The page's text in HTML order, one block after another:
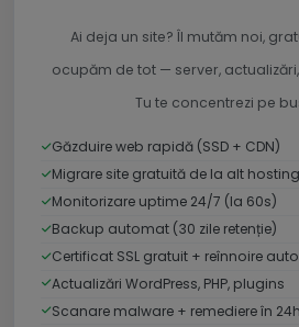
Ai deja un site? Îl mutăm noi,
ocupăm de tot — server,
Tu te concentrezi pe
Găzduire web rapidă (SSD + CDN)
Migrare site gratuită de la alt hosting
Monitorizare uptime 24/7 (la 60s)
Backup automat (30 zile retenție)
Certificat SSL gratuit + reînnoire
Actualizări WordPress, PHP, plugins
Scanare malware + remediere în 24h